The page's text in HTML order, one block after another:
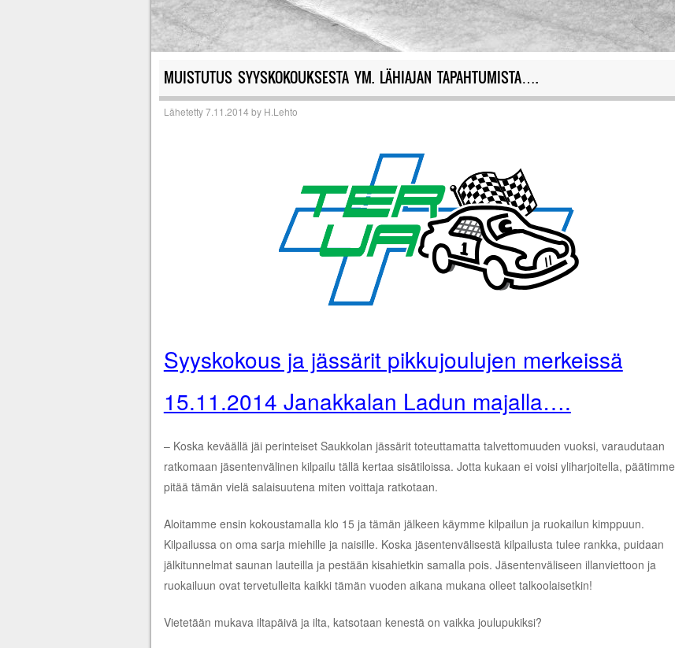
MUISTUTUS SYYSKOKOUKSESTA YM. LÄHIAJAN TAPAHTUMISTA….
Lähetetty7.11.2014 by H.Lehto
Syyskokous ja jässärit pikkujoulujen merkeissä
15.11.2014 Janakkalan Ladun majalla….
– Koska keväällä jäi perinteiset Saukkolan jässärit toteuttamatta talvettomuuden vuoksi, varaudutaan
ratkomaan jäsentenvälinen kilpailu tällä kertaa sisätiloissa. Jotta kukaan ei voisi yliharjoitella, päätimme
pitää tämän vielä salaisuutena miten voittaja ratkotaan.
Aloitamme ensin kokoustamalla klo 15 ja tämän jälkeen käymme kilpailun ja ruokailun kimppuun.
Kilpailussa on oma sarja miehille ja naisille. Koska jäsentenvälisestä kilpailusta tulee rankka, puidaan
jälkitunnelmat saunan lauteilla ja pestään kisahietkin samalla pois. Jäsentenväliseen illanviettoon ja
ruokailuun ovat tervetulleita kaikki tämän vuoden aikana mukana olleet talkoolaisetkin!
Vietetään mukava iltapäivä ja ilta, katsotaan kenestä on vaikka joulupukiksi?